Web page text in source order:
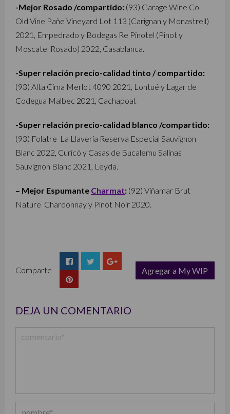
-Mejor Rosado /compartido: (93) Garage Wine Co.
Old Vine Pañe Vineyard Lot 113 (Carignan y Monastrell)
2021, Empedrado y Bodegas Re Pinotel (Pinot y
Moscatel Rosado) 2022, Casablanca.
-Super relación precio-calidad tinto / compartido:
(93) Alta Cima Merlot 4090 2021, Lontué y Lagar de
Codegua Malbec 2021, Cachapoal.
-Super relación precio-calidad blanco /compartido:
(93) Folatre La Llavería Reserva Especial Sauvignon
Blanc 2022, Curicó y Casas de Bucalemu Salinas
Sauvignon Blanc 2021, Leyda.
– Mejor Espumante Charmat: (92) Viñamar Brut
Nature Chardonnay y Pinot Noir 2020.
Comparte
Agregar a My WIP
DEJA UN COMENTARIO